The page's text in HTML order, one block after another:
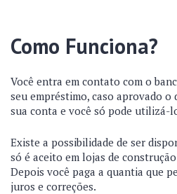
Como Funciona?
Você entra em contato com o
seu empréstimo, caso aprovado
sua conta e você só pode utilizá-
Existe a possibilidade de ser
só é aceito em lojas de
Depois você paga a quantia que
juros e correções.